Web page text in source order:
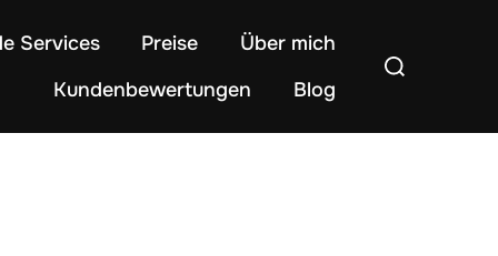
Services Preise
Über mich
Kundenbewertungen
Blog
Suchen